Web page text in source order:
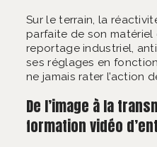
Sur le terrain, la
parfaite de son matériel
reportage industriel,
ses réglages en
ne jamais rater l’action
De l’image à la
formation vidéo